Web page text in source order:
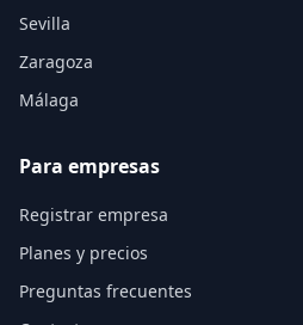
Sevilla
Zaragoza
Málaga
Para empresas
Registrar empresa
Planes y precios
Preguntas frecuentes